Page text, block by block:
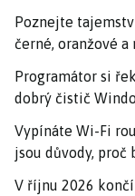
Poznejte
černé, oranžové
Programátor si
dobrý čistič
Vypínáte Wi-Fi
jsou důvody, proč
V říjnu 2026